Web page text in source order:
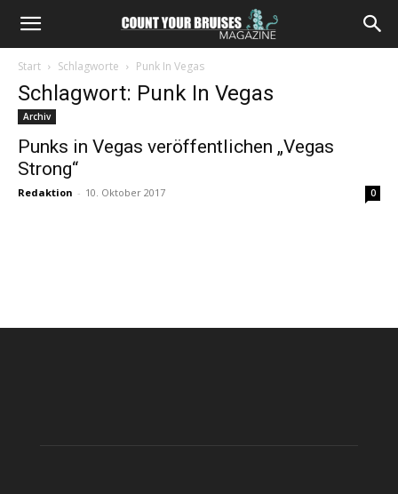
Start Schlagworte Punk In Vegas
Schlagwort: Punk In Vegas
Archiv
Punks in Vegas veröffentlichen „Vegas
Strong“
Redaktion - 10. Oktober 2017 0